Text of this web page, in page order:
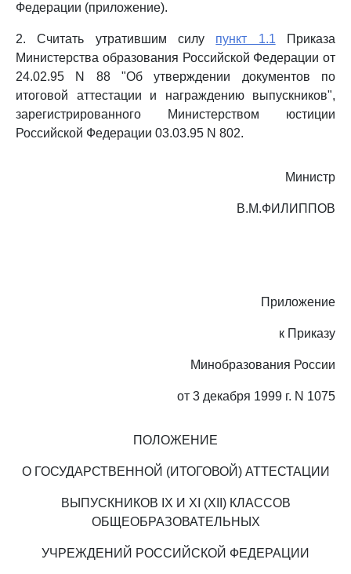
Федерации (приложение).
2. Считать утратившим силу пункт 1.1 Приказа
Министерства образования Российской Федерации от
24.02.95 N 88 "Об утверждении документов по
итоговой аттестации и награждению выпускников",
зарегистрированного Министерством юстиции
Российской Федерации 03.03.95 N 802.
Министр
В.М.ФИЛИППОВ
Приложение
к Приказу
Минобразования России
от 3 декабря 1999 г. N 1075
ПОЛОЖЕНИЕ
О ГОСУДАРСТВЕННОЙ (ИТОГОВОЙ) АТТЕСТАЦИИ
ВЫПУСКНИКОВ IX И XI (XII) КЛАССОВ
ОБЩЕОБРАЗОВАТЕЛЬНЫХ
УЧРЕЖДЕНИЙ РОССИЙСКОЙ ФЕДЕРАЦИИ